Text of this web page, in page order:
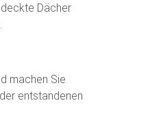
Dächer
machen Sie
entstandenen